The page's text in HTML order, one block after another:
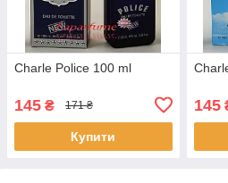
Charle Police 100 ml
145 ₴ 171 ₴
Купити
145